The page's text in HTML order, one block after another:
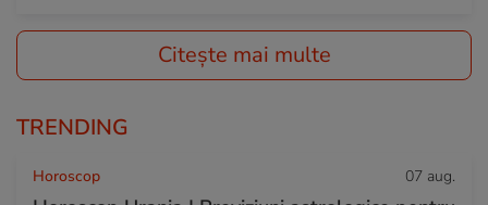
Citește mai multe
TRENDING
Horoscop 07 aug.